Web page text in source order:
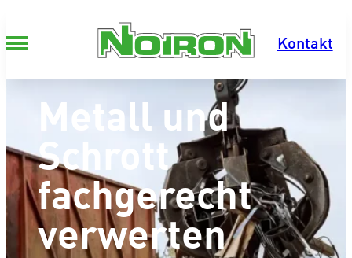
Kontakt
Metall und
Schrott
fachgerecht
verwerten